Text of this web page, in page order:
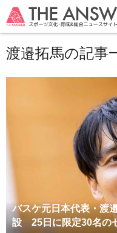
渡邉拓馬の記事
バスケ元日本代表・渡
設 25日に限定30名の